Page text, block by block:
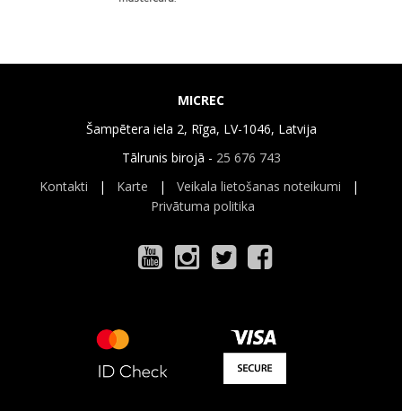
MICREC
Šampētera iela 2, Rīga, LV-1046, Latvija
Tālrunis birojā - 25 676 743
Kontakti | Karte | Veikala lietošanas noteikumi |
Privātuma politika